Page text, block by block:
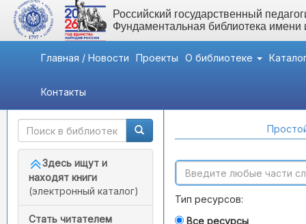
Российский государственный
Фундаментальная библиотека
Главная / Новости Проекты О библиотеке
Контакты
Быстрый доступ
Здесь ищут и
находят книги
(электронный каталог)
Стать читателем
Тип ресурсов:
Все ресурсы